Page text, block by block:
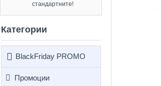
стандартните!
Категории
BlackFriday PROMO
Промоции